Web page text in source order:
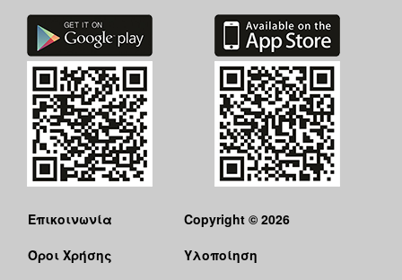
Επικοινωνία
Όροι Χρήσης
Copyright © 2026
Υλοποίηση